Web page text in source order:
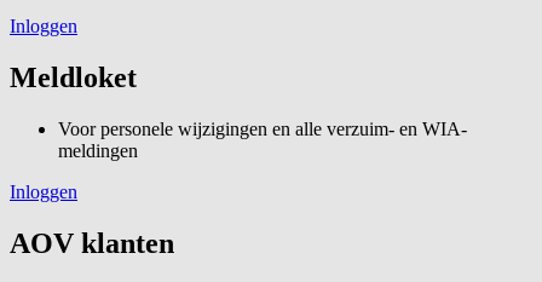
Inloggen
Meldloket
Voor personele wijzigingen en alle verzuim- en WIA-
meldingen
Inloggen
AOV klanten